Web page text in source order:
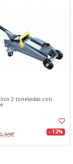
2 toneladas con
- 12%